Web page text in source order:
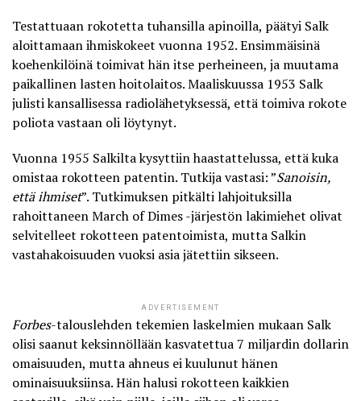
Testattuaan rokotetta tuhansilla apinoilla, päätyi Salk
aloittamaan ihmiskokeet vuonna 1952. Ensimmäisinä
koehenkilöinä toimivat hän itse perheineen, ja muutama
paikallinen lasten hoitolaitos. Maaliskuussa 1953 Salk
julisti kansallisessa radiolähetyksessä, ettätoimiva rokote
poliota vastaan oli löytynyt.
Vuonna 1955 Salkilta kysyttiin haastattelussa, että kuka
omistaa rokotteen patentin. Tutkija vastasi: ”Sanoisin,
että ihmiset”. Tutkimuksen pitkälti lahjoituksilla
rahoittaneen March of Dimes -järjestön lakimiehet olivat
selvitelleet rokotteen patentoimista, mutta Salkin
vastahakoisuuden vuoksi asia jätettiin sikseen.
ADVERTISEMENT
Forbes-talouslehden tekemien laskelmien mukaan Salk
olisi saanut keksinnöllään kasvatettua 7 miljardin dollarin
omaisuuden, mutta ahneus ei kuulunut hänen
ominaisuuksiinsa. Hän halusi rokotteen kaikkien